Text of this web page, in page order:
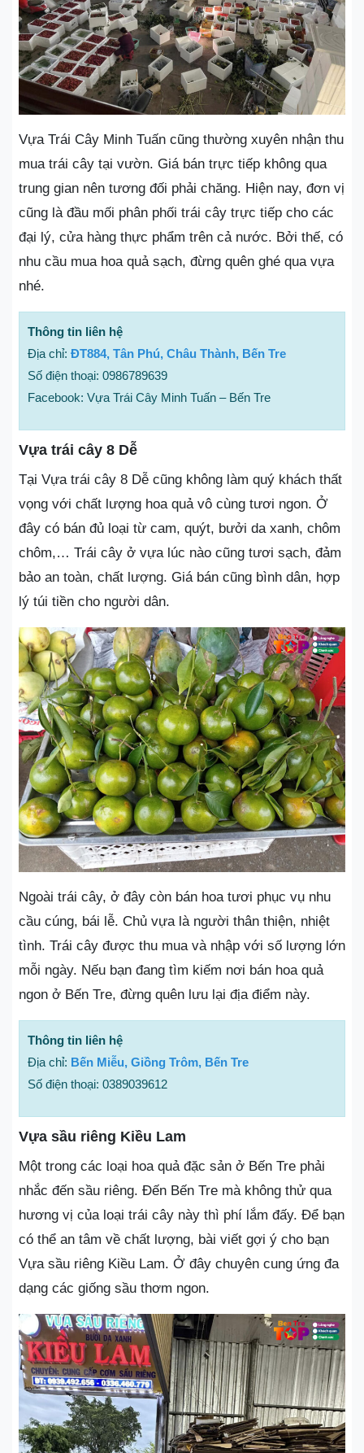
Vựa Trái Cây Minh Tuấn cũng thường xuyên nhận thu
mua trái cây tại vườn. Giá bán trực tiếp không qua
trung gian nên tương đối phải chăng. Hiện nay, đơn vị
cũng là đầu mối phân phối trái cây trực tiếp cho các
đại lý, cửa hàng thực phẩm trên cả nước. Bởi thế, có
nhu cầu mua hoa quả sạch, đừng quên ghé qua vựa
nhé.
Thông tin liên hệ
Địa chỉ: ĐT884, Tân Phú, Châu Thành, Bến Tre
Số điện thoại: 0986789639
Facebook: Vựa Trái Cây Minh Tuấn – Bến Tre
Vựa trái cây 8 Dễ
Tại Vựa trái cây 8 Dễ cũng không làm quý khách thất
vọng với chất lượng hoa quả vô cùng tươi ngon. Ở
đây có bán đủ loại từ cam, quýt, bưởi da xanh, chôm
chôm,… Trái cây ở vựa lúc nào cũng tươi sạch, đảm
bảo an toàn, chất lượng. Giá bán cũng bình dân, hợp
lý túi tiền cho người dân.
Ngoài trái cây, ở đây còn bán hoa tươi phục vụ nhu
cầu cúng, bái lễ. Chủ vựa là người thân thiện, nhiệt
tình. Trái cây được thu mua và nhập với số lượng lớn
mỗi ngày. Nếu bạn đang tìm kiếm nơi bán hoa quả
ngon ở Bến Tre, đừng quên lưu lại địa điểm này.
Thông tin liên hệ
Địa chỉ: Bến Miễu, Giồng Trôm, Bến Tre
Số điện thoại: 0389039612
Vựa sầu riêng Kiều Lam
Một trong các loại hoa quả đặc sản ở Bến Tre phải
nhắc đến sầu riêng. Đến Bến Tre mà không thử qua
hương vị của loại trái cây này thì phí lắm đấy. Để bạn
có thể an tâm về chất lượng, bài viết gợi ý cho bạn
Vựa sầu riêng Kiều Lam. Ở đây chuyên cung ứng đa
dạng các giống sầu thơm ngon.